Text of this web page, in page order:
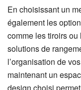
En choisissant un
également les
comme les tiroirs
solutions de
l’organisation de
maintenant un